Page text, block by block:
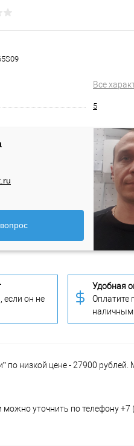
Все
5
если он не
Удобная
Оплатите
по низкой цене - 27900
уточнить по телефону +7